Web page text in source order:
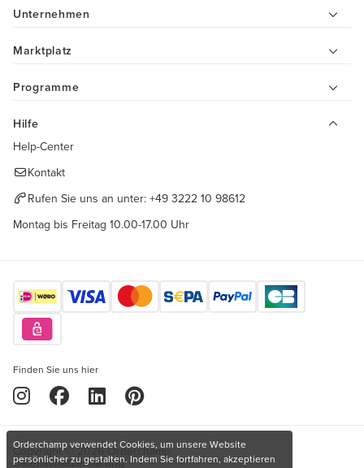
Unternehmen
Marktplatz
Programme
Hilfe
Help-Center
Kontakt
Rufen Sie uns an unter: +49 3222 10 98612
Montag bis Freitag 10.00-17.00 Uhr
Finden Sie uns hier
Copyright © 2026 Orderchamp
Datenschutzerklärung
Orderchamp verwendet Cookies, um unsere Website
persönlicher zu gestalten. Indem Sie fortfahren, akzeptieren